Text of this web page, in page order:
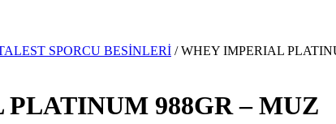
SPORCU BESİNLERİ / WHEY IMPERIAL
988GR – MUZ